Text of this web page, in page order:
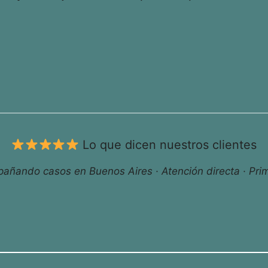
Lo que dicen nuestros clientes
casos en Buenos Aires · Atención directa ·